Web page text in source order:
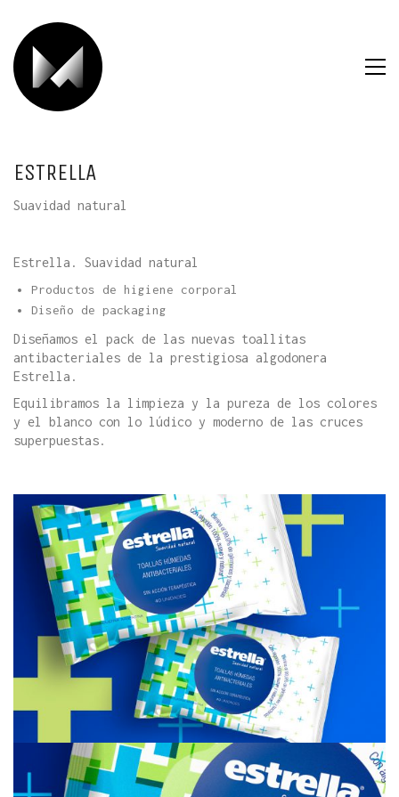
ESTRELLA
Suavidad natural
Estrella. Suavidad natural
Productos de higiene corporal
Diseño de packaging
Diseñamos el pack de las nuevas toallitas
antibacteriales de la prestigiosa algodonera
Estrella.
Equilibramos la limpieza y la pureza de los colores
y el blanco con lo lúdico y moderno de las cruces
superpuestas.